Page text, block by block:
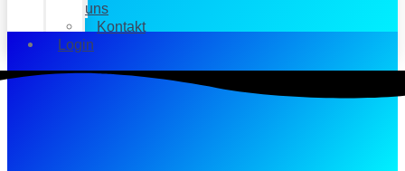
uns
Kontakt
Login